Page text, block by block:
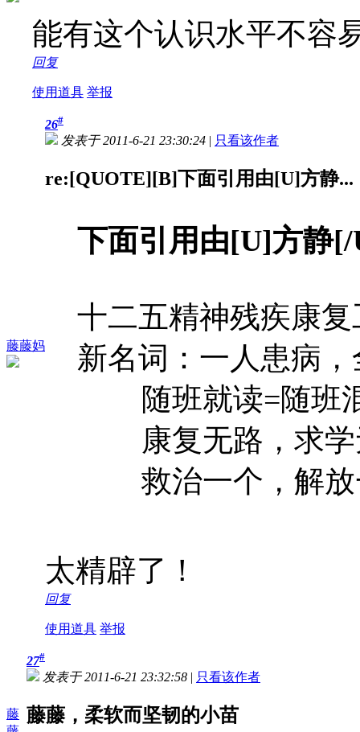
能有这个认识水平不容
回复
使用道具 举报
藤藤妈
26#
发表于 2011-6-21 23:30:24 | 只看该作者
re:[QUOTE][B]下面引用由[U]方静...
下面引用由[U]方静
十二五精神残疾康
新名词：一人患病
随班就读=随班
康复无路，求学
救治一个，解放
太精辟了！
回复
使用道具 举报
藤
27#
发表于 2011-6-21 23:32:58 | 只看该作者
藤藤，柔软而坚韧的小苗